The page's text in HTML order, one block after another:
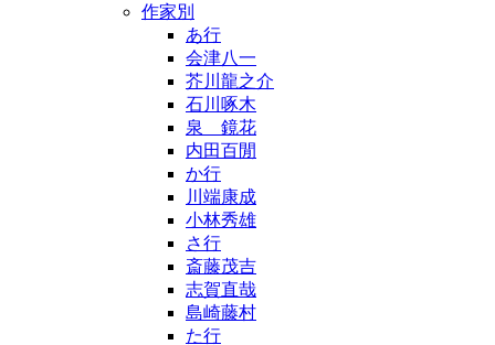
作家別
あ行
会津八一
芥川龍之介
石川啄木
泉 鏡花
内田百閒
か行
川端康成
小林秀雄
さ行
斎藤茂吉
志賀直哉
島崎藤村
た行